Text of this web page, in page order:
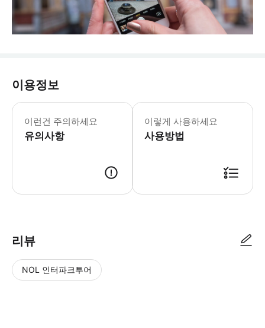
이용정보
이런건 주의하세요
유의사항
이렇게 사용하세요
사용방법
리뷰
NOL 인터파크투어